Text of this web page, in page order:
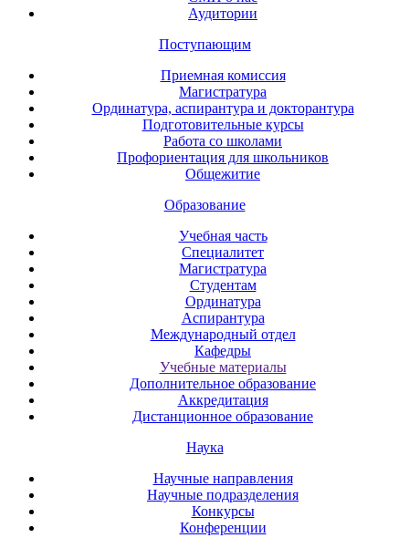
Аудитории
Поступающим
Приемная комиссия
Магистратура
Ординатура, аспирантура и докторантура
Подготовительные курсы
Работа со школами
Профориентация для школьников
Общежитие
Образование
Учебная часть
Специалитет
Магистратура
Студентам
Ординатура
Аспирантура
Международный отдел
Кафедры
Учебные материалы
Дополнительное образование
Аккредитация
Дистанционное образование
Наука
Научные направления
Научные подразделения
Конкурсы
Конференции